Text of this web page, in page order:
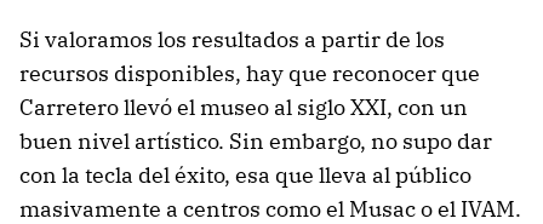
Si valoramos los resultados a partir de los
recursos disponibles, hay que reconocer que
Carretero llevó el museo al siglo XXI, con un
buen nivel artístico. Sin embargo, no supo dar
con la tecla del éxito, esa que lleva al público
masivamente a centros como el Musac o el IVAM.